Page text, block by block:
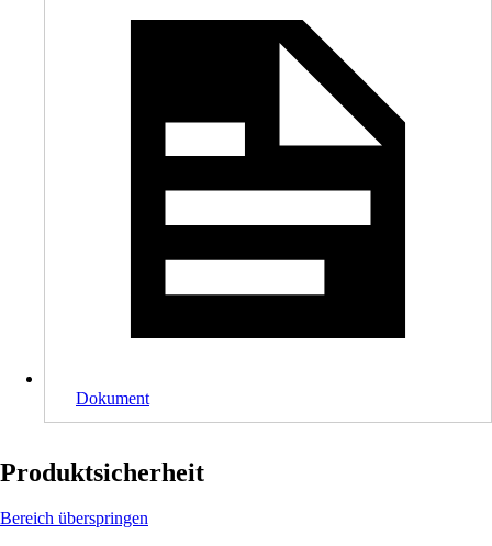
Dokument
Produktsicherheit
Bereich überspringen